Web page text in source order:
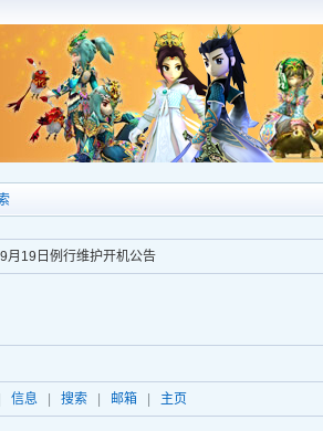
月19日例行维护开机公告
信息 搜索 邮箱 主页